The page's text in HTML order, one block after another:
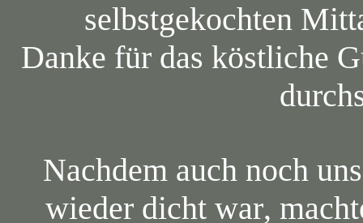
selbstgekochten
Danke für das köstliche
Nachdem auch noch
wieder dicht war,